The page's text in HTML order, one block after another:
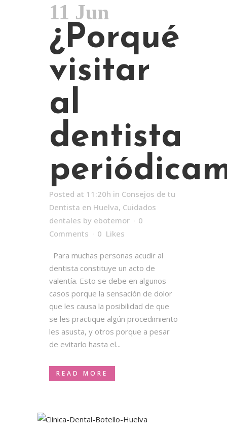
11 Jun
¿Porqué
visitar
al
dentista
Posted at 11:20h in Consejos de tu
Dentista en Huelva, Cuidados
dentales by ebotemor
0
Comments
0 Likes
Para muchas personas acudir al
dentista constituye un acto de
valentía. Esto se debe en algunos
casos porque la sensación de dolor
que les causa la posibilidad de que
se les practique algún procedimiento
les asusta, y otros porque a pesar
de evitarlo hasta el...
READ MORE